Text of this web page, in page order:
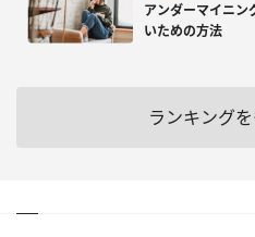
アンダーマイニ
いための方法
ランキング